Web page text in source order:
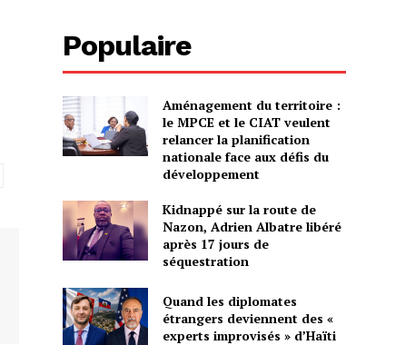
Populaire
Aménagement du territoire :
le MPCE et le CIAT veulent
relancer la planification
nationale face aux défis du
développement
Kidnappé sur la route de
Nazon, Adrien Albatre libéré
après 17 jours de
séquestration
Quand les diplomates
étrangers deviennent des «
experts improvisés » d’Haïti